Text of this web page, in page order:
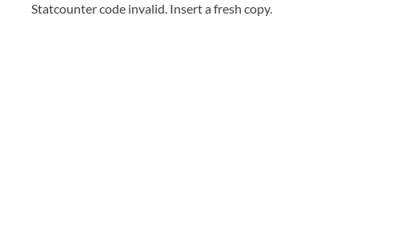
Statcounter code invalid. Insert a fresh copy.